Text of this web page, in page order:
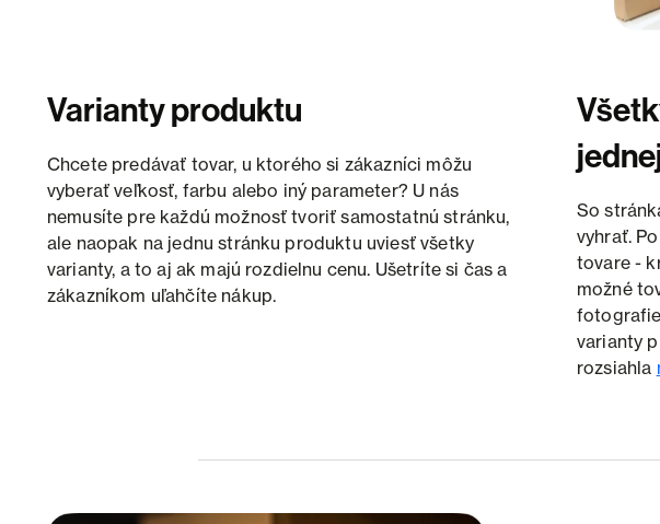
Varianty produktu
Chcete predávať tovar, u ktorého si zákazníci môžu
vyberať veľkosť, farbu alebo iný parameter? U nás
nemusíte pre každú možnosť tvoriť samostatnú stránku,
ale naopak na jednu stránku produktu uviesť všetky
varianty, a to aj ak majú rozdielnu cenu. Ušetríte si čas a
zákazníkom uľahčíte nákup.
So
vyhrať.
tovare -
možné
varianty
rozsiahla